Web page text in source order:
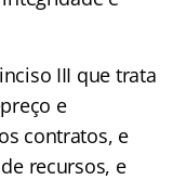
III que trata
e
contratos, e
recursos, e